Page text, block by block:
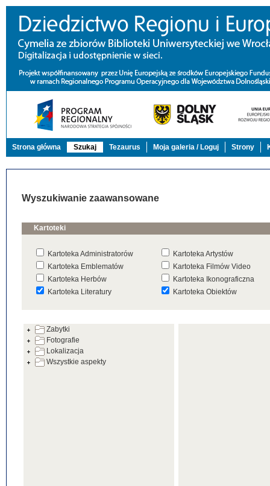
Strona główna Szukaj Tezaurus Moja galeria / Loguj Strony
Wyszukiwanie zaawansowane
Kartoteki
Kartoteka Administratorów
Kartoteka Artystów
Kartoteka Emblematów
Kartoteka Filmów Video
Kartoteka Herbów
Kartoteka Ikonograficzna
Kartoteka Literatury
Kartoteka Obiektów
Kartoteka Warsztatów
Kartoteka Zabytków
Zabytki
Fotografie
Lokalizacja
Wszystkie aspekty